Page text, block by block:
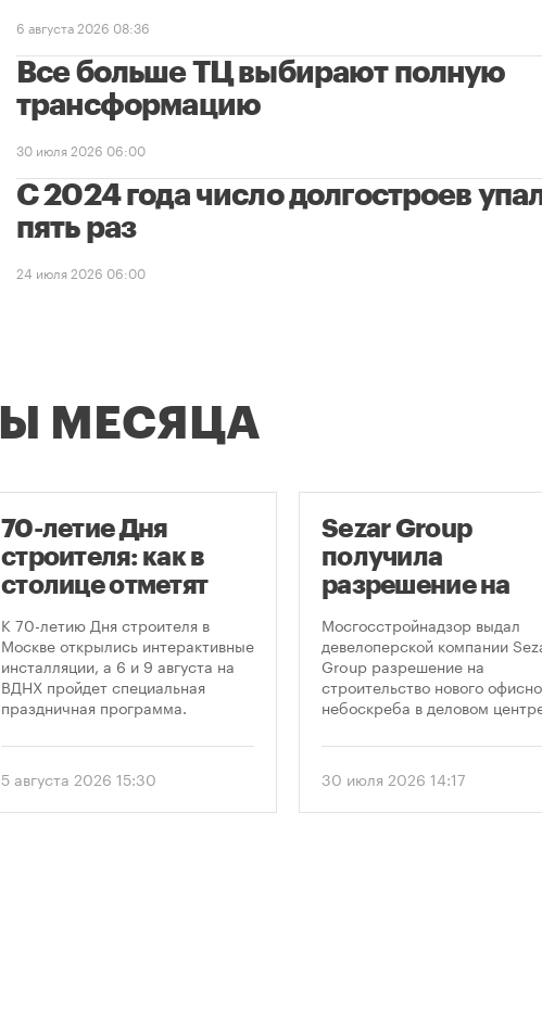
6 августа 2026 08:36
Все больше ТЦ выбирают полную
трансформацию
30 июля 2026 06:00
С 2024 года число долгостроев
пять раз
24 июля 2026 06:00
МЕСЯЦА
70-летие Дня
строителя: как в
столице отметят
профессионального
праздника
К 70-летию Дня строителя в
Москве открылись интерактивные
инсталляции, а 6 и 9 августа на
ВДНХ пройдет специальная
праздничная программа.
5 августа 2026 15:30
Sezar Group
получила
разрешение на
строительство
небоскреба в
«Москва-Сити»
Мосгосстройнадзор выдал
девелоперской компании
Group разрешение на
строительство нового
небоскреба в деловом
предусматривает
метров.
30 июля 2026 14:17